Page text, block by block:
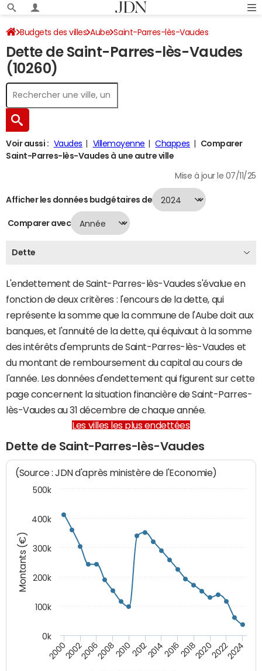
Budgets des villes Aube Saint-Parres-lès-Vaudes
Dette au 31/12/2024
Dette de Saint-Parres-lès-Vaudes
(10260)
Voir aussi : Vaudes Villemoyenne Chappes
Comparer
Saint-Parres-lès-Vaudes à une autre ville
Mise à jour le 07/11/25
Afficher les données budgétaires de
Comparer avec
Dette
L'endettement de Saint-Parres-lès-Vaudes s'évalue en
fonction de deux critères : l'encours de la dette, qui
représente la somme que la commune de l'Aube doit aux
banques, et l'annuité de la dette, qui équivaut à la somme
des intérêts d'emprunts de Saint-Parres-lès-Vaudes et
du montant de remboursement du capital au cours de
l'année. Les données d'endettement qui figurent sur cette
page concernent la situation financière de Saint-Parres-
lès-Vaudes au 31 décembre de chaque année.
Les villes les plus endettées
Dette de Saint-Parres-lès-Vaudes
Montants (€)
(Source : JDN d'après ministère de l'Economie)
200020022006200820102012201420162018202020222024
0k
100k
200k
300k
400k
500k